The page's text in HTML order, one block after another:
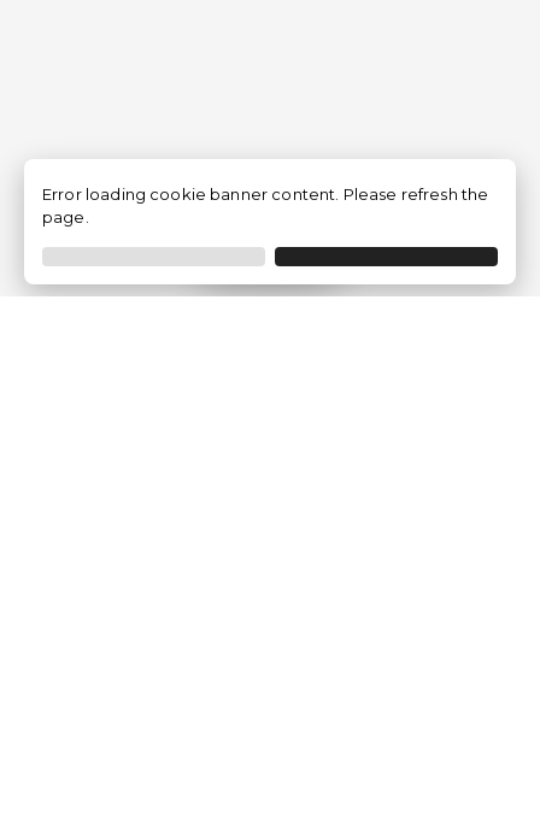
Filtrar
Error loading cookie banner content. Please refresh the
page.